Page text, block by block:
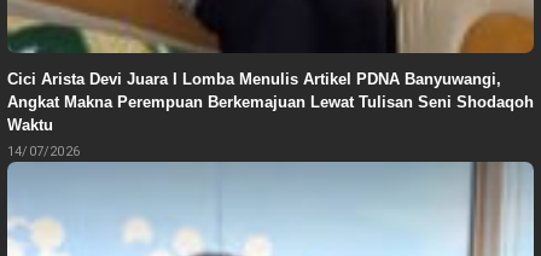
Cici Arista Devi Juara I Lomba Menulis Artikel PDNA Banyuwangi,
Angkat Makna Perempuan Berkemajuan Lewat Tulisan Seni Shodaqoh
Waktu
14/07/2026